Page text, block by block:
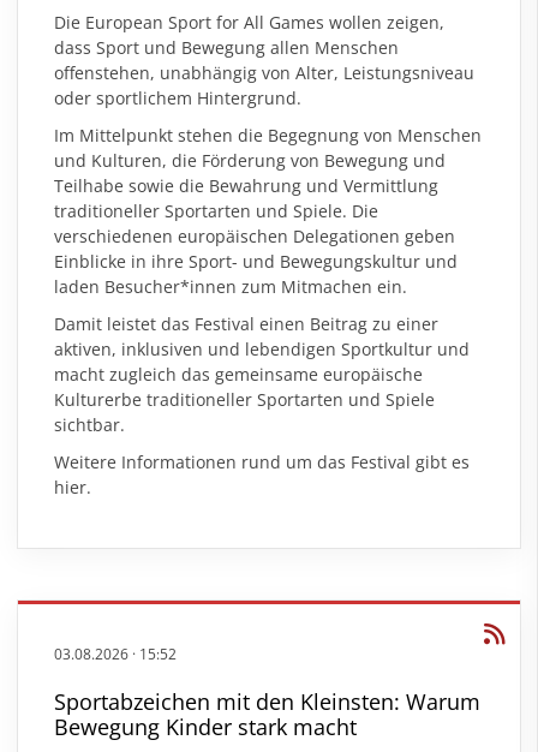
Die European Sport for All Games wollen zeigen,
dass Sport und Bewegung allen Menschen
offenstehen, unabhängig von Alter, Leistungsniveau
oder sportlichem Hintergrund.
Im Mittelpunkt stehen die Begegnung von Menschen
und Kulturen, die Förderung von Bewegung und
Teilhabe sowie die Bewahrung und Vermittlung
traditioneller Sportarten und Spiele. Die
verschiedenen europäischen Delegationen geben
Einblicke in ihre Sport- und Bewegungskultur und
laden Besucher*innen zum Mitmachen ein.
Damit leistet das Festival einen Beitrag zu einer
aktiven, inklusiven und lebendigen Sportkultur und
macht zugleich das gemeinsame europäische
Kulturerbe traditioneller Sportarten und Spiele
sichtbar.
Weitere Informationen rund um das Festival gibt es
hier.
03.08.2026 · 15:52
Sportabzeichen mit den Kleinsten: Warum
Bewegung Kinder stark macht